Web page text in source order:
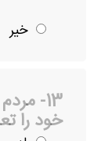
خیر
13-
خود را